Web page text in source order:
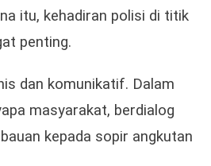
itu, kehadiran polisi di titik
penting.
dan komunikatif. Dalam
masyarakat, berdialog
kepada sopir angkutan